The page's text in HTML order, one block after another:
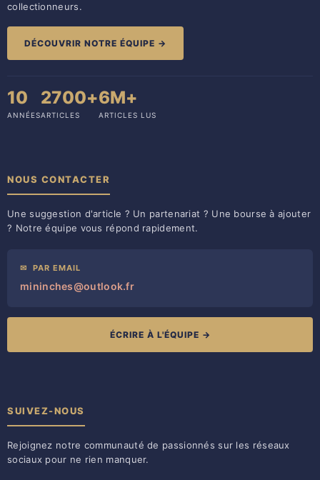
collectionneurs.
DÉCOUVRIR NOTRE ÉQUIPE →
10
ANNÉES
2700+
ARTICLES
6M+
ARTICLES LUS
NOUS CONTACTER
Une suggestion d'article ? Un partenariat ? Une bourse à ajouter
? Notre équipe vous répond rapidement.
✉ PAR EMAIL
mininches@outlook.fr
ÉCRIRE À L'ÉQUIPE →
SUIVEZ-NOUS
Rejoignez notre communauté de passionnés sur les réseaux
sociaux pour ne rien manquer.